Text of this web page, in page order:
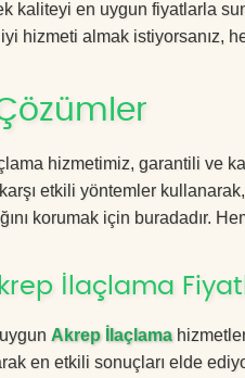
kaliteyi en uygun fiyatlarla
hizmeti almak istiyorsanız,
hizmetimiz, garantili ve
etkili yöntemler
korumak için buradadır.
İlaçlama
Akrep İlaçlama
en etkili sonuçları elde